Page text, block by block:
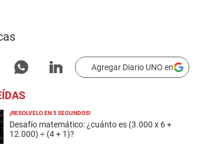
Agregar Diario UNO en
¡RESOLVELO EN 5 SEGUNDOS!
Desafío matemático: ¿cuánto es (3.000 x 6 +
12.000) ÷ (4 + 1)?